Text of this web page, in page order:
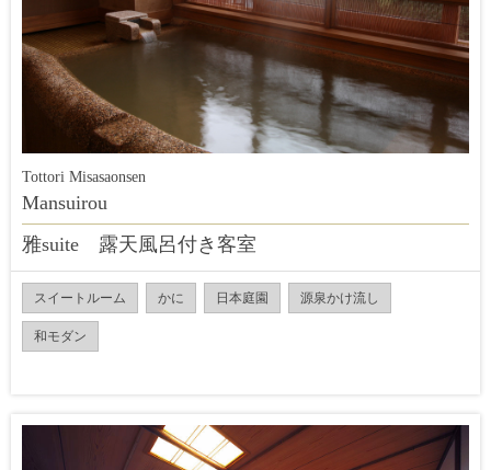
Tottori Misasaonsen
Mansuirou
雅suite 露天風呂付き客室
スイートルーム かに 日本庭園 源泉かけ流し
和モダン